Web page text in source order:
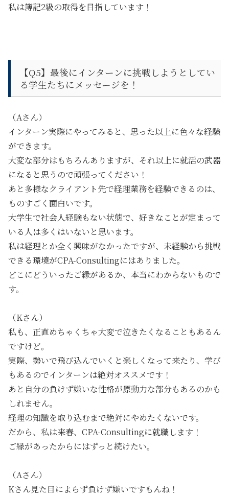
私は簿記2級の取得を目指しています！
【Q5】 最後にインターンに挑戦しようとしてい
る学生たちにメッセージを！
（Aさん）
インターン実際にやってみると、思った以上に色々な経験
ができます。
大変な部分はもちろんありますが、それ以上に就活の武器
になると思うので頑張ってください！
あと多様なクライアント先で経理業務を経験できるのは、
ものすごく面白いです。
大学生で社会人経験もない状態で、好きなことが定まって
いる人は多くはいないと思います。
私は経理とか全く興味がなかったですが、未経験から挑戦
できる環境がCPA-Consultingにはありました。
どこにどういったご縁があるか、本当にわからないもので
す。
（Kさん）
私も、正直めちゃくちゃ大変で泣きたくなることもあるん
ですけど。
実際、勢いで飛び込んでいくと楽しくなって来たり、学び
もあるのでインターンは絶対オススメです！
あと自分の負けず嫌いな性格が原動力な部分もあるのかも
しれません。
経理の知識を取り込むまで絶対にやめたくないです。
だから、 私は来春、CPA-Consultingに就職します！
ご縁があったからにはずっと続けたい。
（Aさん）
Kさん見た目によらず負けず嫌いですもんね！